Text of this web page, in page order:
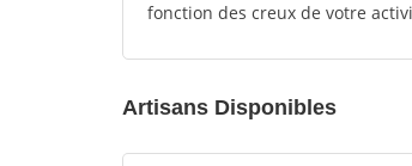
fonction des creux de votre
Artisans Disponibles